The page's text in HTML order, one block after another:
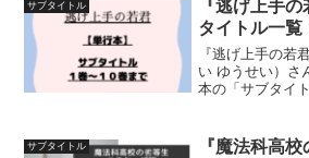
サブタイトル
『逃げ上手
タイトル一覧
『逃げ上手の若
い ゆうせい）さ
本の「サブタイ
サブタイトル
『魔法科高